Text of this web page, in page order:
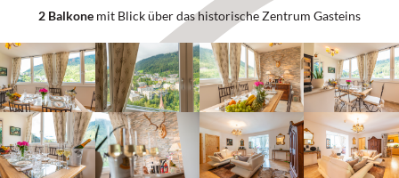
2 Balkone mit Blick über das historische Zentrum Gasteins